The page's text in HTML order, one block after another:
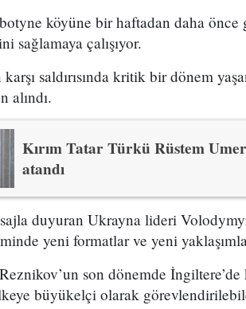
köyüne bir haftadan daha önce
sağlamaya çalışıyor.
saldırısında kritik bir dönem
alındı.
Kırım Tatar Türkü Rüstem
atandı
duyuran Ukrayna lideri
yeni formatlar ve yeni
son dönemde
büyükelçi olarak